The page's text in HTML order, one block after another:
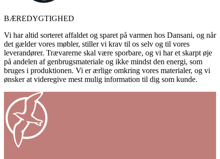
BÆREDYGTIGHED
Vi har altid sorteret affaldet og sparet på varmen hos Dansani, og når
det gælder vores møbler, stiller vi krav til os selv og til vores
leverandører. Trævarerne skal være sporbare, og vi har et skarpt øje
på andelen af genbrugsmateriale og ikke mindst den energi, som
bruges i produktionen. Vi er ærlige omkring vores materialer, og vi
ønsker at videregive mest mulig information til dig som kunde.